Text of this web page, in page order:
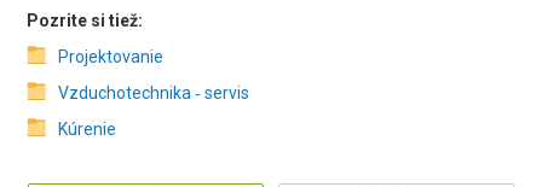
Pozrite si tiež:
Projektovanie
Vzduchotechnika ‑ servis
Kúrenie